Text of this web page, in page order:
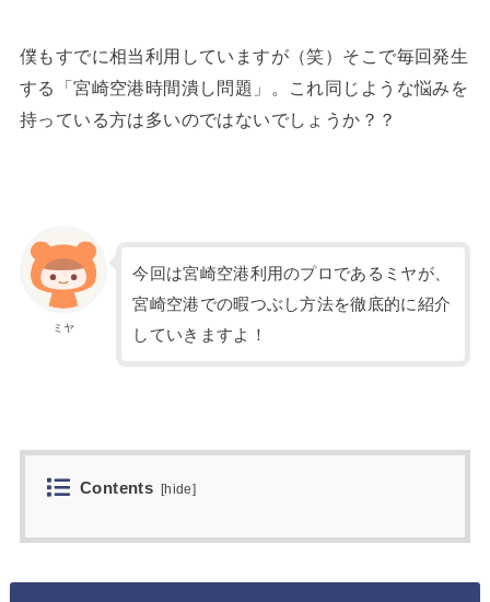
僕もすでに相当利用していますが（笑）そこで毎回発生
する「宮崎空港時間潰し問題」。これ同じような悩みを
持っている方は多いのではないでしょうか？？
ミヤ
今回は宮崎空港利用のプロであるミヤが、
宮崎空港での暇つぶし方法を徹底的に紹介
していきますよ！
Contents [hide]